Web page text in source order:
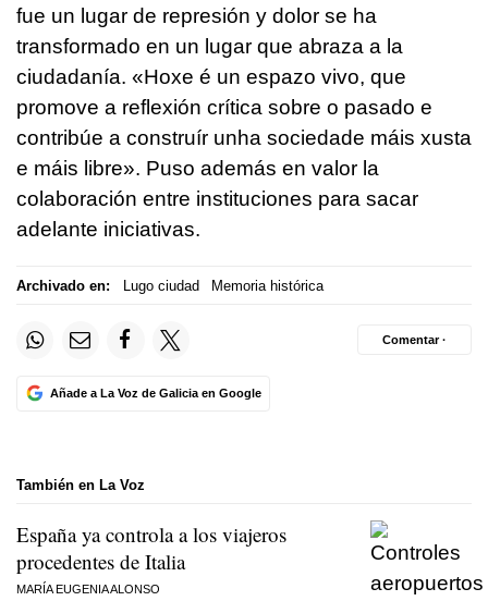
fue un lugar de represión y dolor se ha
transformado en un lugar que abraza a la
ciudadanía. «Hoxe é un espazo vivo, que
promove a reflexión crítica sobre o pasado e
contribúe a construír unha sociedade máis xusta
e máis libre». Puso además en valor la
colaboración entre instituciones para sacar
adelante iniciativas.
Archivado en: Lugo ciudad Memoria histórica
Añade a La Voz de Galicia en Google
Comentar ·
También en La Voz
España ya controla a los viajeros
procedentes de Italia
MARÍA EUGENIA ALONSO